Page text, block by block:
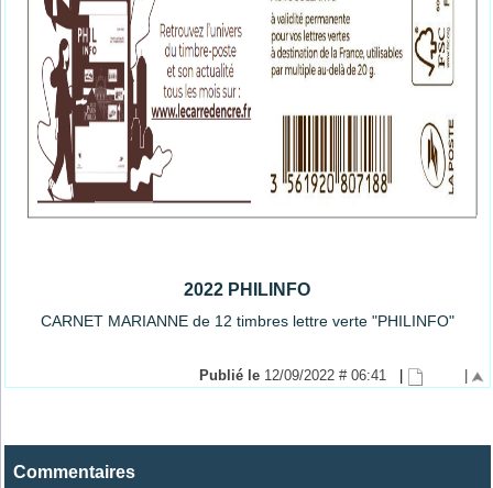
2022 PHILINFO
CARNET MARIANNE de 12 timbres lettre verte "PHILINFO"
Publié le 12/09/2022 # 06:41
Commentaires